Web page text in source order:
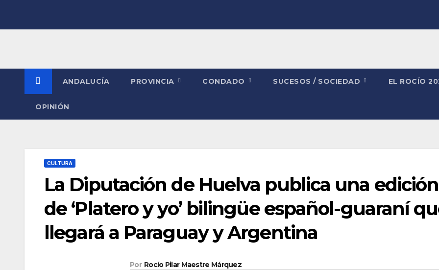
ANDALUCÍA PROVINCIA CONDADO SUCESOS / SOCIEDAD EL ROCÍO
OPINIÓN
CULTURA
La Diputación de Huelva publica una edición
de ‘Platero y yo’ bilingüe español-guaraní
llegará a Paraguay y Argentina
Por Rocío Pilar Maestre Márquez